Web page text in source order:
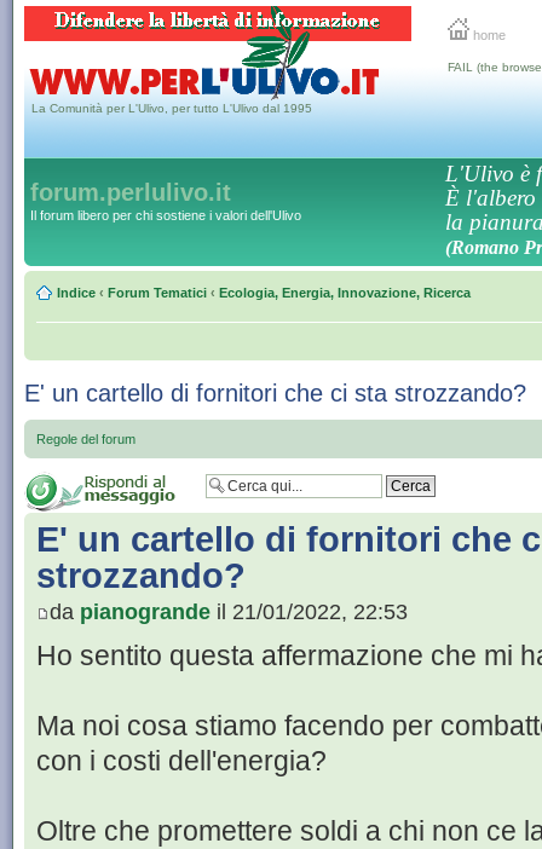
home
La Comunità per L'Ulivo, per tutto L'Ulivo dal 1995
FAIL (the
forum.perlulivo.it
Il forum libero per chi sostiene i valori dell'Ulivo
L'Ulivo è
È l'albero
la
(Romano
Indice ‹ Forum Tematici ‹ Ecologia, Energia, Innovazione, Ricerca
E' un cartello di fornitori che ci sta strozzando?
Regole del forum
E' un cartello di fornitori che
strozzando?
da pianogrande il 21/01/2022, 22:53
Ho sentito questa affermazione che mi
Ma noi cosa stiamo facendo per
con i costi dell'energia?
Oltre che promettere soldi a chi non ce